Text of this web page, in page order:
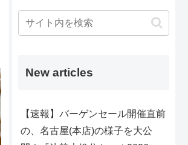
New articles
【速報】バーゲンセール開催直前
の、名古屋(本店)の様子を大公